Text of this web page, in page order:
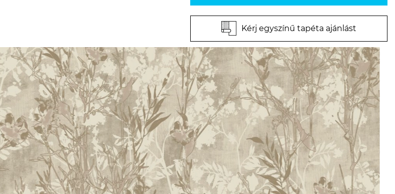
Kérj egyszínű tapéta ajánlást